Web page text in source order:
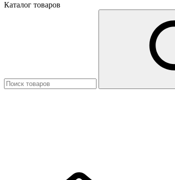
Каталог товаров